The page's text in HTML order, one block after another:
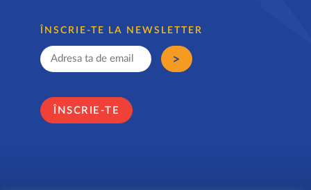
ÎNSCRIE-TE LA NEWSLETTER
ÎNSCRIE-TE